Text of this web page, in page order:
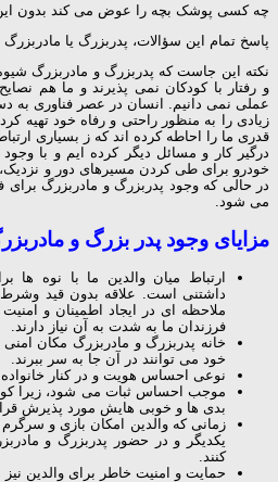
چه کسی پوشک بچه را عوض می کند بدون
پاسخ تمام این سؤالات، پدربزرگ یا
نکته این جاست که پدربزرگ و مادربزرگ
و رفتار با کودکان نمی پذیرند و ما هم
عملی نمی دانیم. انسان در عصر فناوری به
زیادی را به منظور راحتی و رفاه خود تهیه
قدری ما را احاطه کرده اند که ز بسیاری
درگیر کار و مسائل دیگر کرده ایم و با وجود
خودرو برای طی کردن مسیرهای دور و نزدیک،
در حالی که وجود پدربزرگ و مادربزرگ
می شود.
مزایای وجود پدر بزرگ و
ارتباط میان والدین ما با نوه
داشتنی است. علاقه بدون قید
ملاحظه ای در ایجاد اطمینان و
فرزندان ما به شدت به آن نیاز دارند.
خانه پدربزرگ و مادربزرگ مکان
خود می توانند در آن جا به سر ببرند.
نوعی احساس هویت و در کنار خانواده
موجب احساس ثبات می شود، زیرا
بدی ها و خوبی هایش مورد پذیرش
زمانی که والدین امکان بازی و سرگرم
یکدیگر و در حضور پدربزرگ و
کنند.
حمایت و امنیت خاطر برای والدین